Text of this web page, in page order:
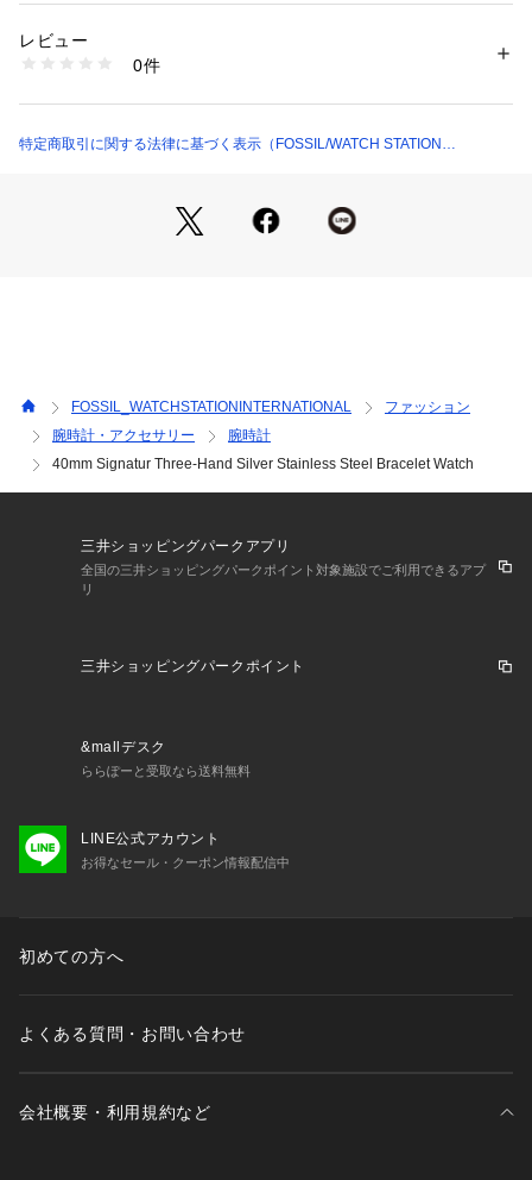
防水： 5気圧
ムーブメント：クォーツ
保証：2年間
1989年に創業したSKAGEN(スカーゲン)は、これまでデンマ
ークのデザインやライフスタイルにインスパイアされた商品を
< クオーツ製品の電池について >
お買い上げ時に時計にセットされている電池は、動作確認用の
モニター電池です。出荷前の保管期間中にも電池は消耗してお
り、ご購入時点で電池が切れている場合がございます。なお、
ださい。
< ご確認ください >
※納品書は保証書の代わりとなりますので、大切に保管してい
素材：ステンレススチール/ステンレススチール
商品番号：
SKW6912 （ショップ）
レビュー
0件
特定商取引に関する法律に基づく表示（FOSSIL/WATCH STATION
FOSSIL_WATCHSTATIONINTERNATIONAL
ファッション
腕時計・アクセサリー
腕時計
40mm Signatur Three-Hand Silver Stainless Steel Bracelet Watch
三井ショッピングパークアプリ
全国の三井ショッピングパークポイント対象施設でご利用できるアプ
リ
三井ショッピングパークポイント
&mallデスク
ららぽーと受取なら送料無料
LINE公式アカウント
お得なセール・クーポン情報配信中
初めての方へ
よくある質問・お問い合わせ
会社概要・利用規約など